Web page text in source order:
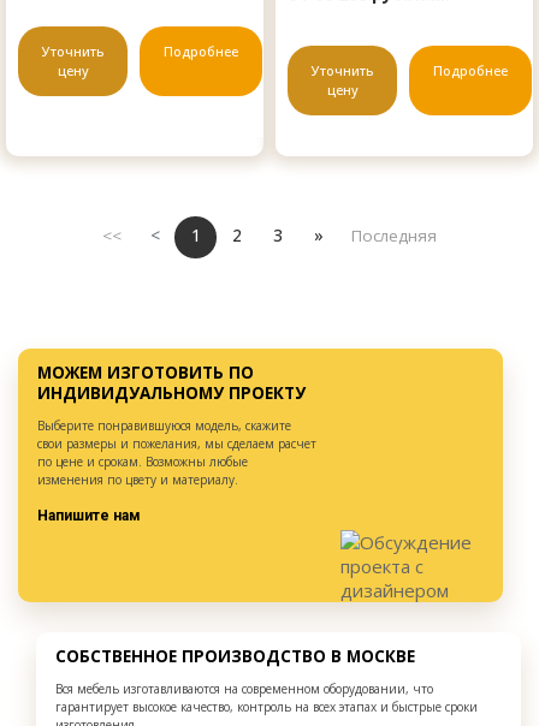
Уточнить
цену
Подробнее
Уточнить
цену
Подробнее
<< < 1 2 3 » Последняя
МОЖЕМ ИЗГОТОВИТЬ ПО
ИНДИВИДУАЛЬНОМУ ПРОЕКТУ
Выберите понравившуюся модель, скажите
свои размеры и пожелания, мы сделаем расчет
по цене и срокам. Возможны любые
изменения по цвету и материалу.
Напишите нам
СОБСТВЕННОЕ ПРОИЗВОДСТВО В МОСКВЕ
Вся мебель изготавливаются на современном оборудовании, что
гарантирует высокое качество, контроль на всех этапах и быстрые сроки